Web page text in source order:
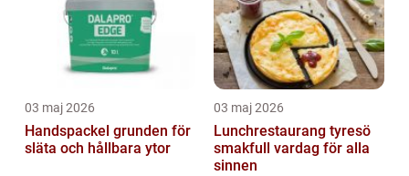
03 maj 2026
Handspackel grunden för
släta och hållbara ytor
03 maj 2026
Lunchrestaurang tyresö
smakfull vardag för alla
sinnen